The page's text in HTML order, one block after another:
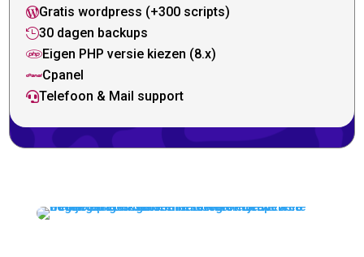
Gratis wordpress (+300 scripts)
30 dagen backups
Eigen PHP versie kiezen (8.x)
Cpanel
Telefoon & Mail support